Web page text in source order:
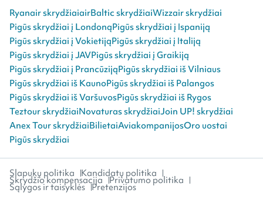
Ryanair skrydžiaiairBaltic skrydžiaiWizzair skrydžiai
Pigūs skrydžiai į LondonąPigūs skrydžiai į Ispaniją
Pigūs skrydžiai į VokietijąPigūs skrydžiai į Italiją
Pigūs skrydžiai į JAVPigūs skrydžiai į Graikiją
Pigūs skrydžiai į PrancūzijąPigūs skrydžiai iš Vilniaus
Pigūs skrydžiai iš KaunoPigūs skrydžiai iš Palangos
Pigūs skrydžiai iš VaršuvosPigūs skrydžiai iš Rygos
Teztour skrydžiaiNovaturas skrydžiaiJoin UP! skrydžiai
Anex Tour skrydžiaiBilietaiAviakompanijosOro uostai
Pigūs skrydžiai
Slapukų politika Kandidatų politika
Skrydžio kompensacija Privatumo politika
Sąlygos ir taisyklės Pretenzijos